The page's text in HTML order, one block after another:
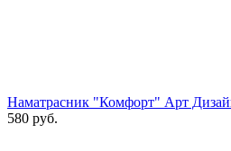
Наматрасник "Комфорт" Арт
580 руб.